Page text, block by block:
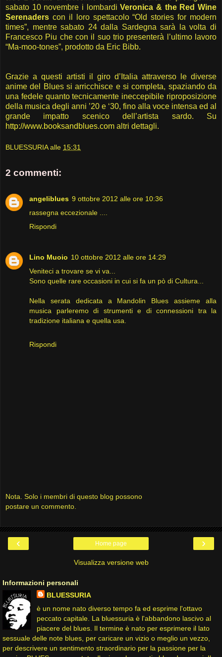
sabato 10 novembre i lombardiVeronica & the Red Wine
Serenaders con il loro spettacolo “Old stories for modern
times”, mentre sabato 24 dalla Sardegna sarà la volta di
Francesco Piu che con il suo trio presenterà l’ultimo lavoro
“Ma-moo-tones”, prodotto da Eric Bibb.
Grazie a questi artisti il giro d’Italia attraverso le diverse
anime del Blues si arricchisce e si completa, spaziando da
una fedele quanto tecnicamente ineccepibile riproposizione
della musica degli anni ’20 e ‘30, fino alla voce intensa ed al
grande impatto scenico dell’artista sardo. Su
http://www.booksandblues.com altri dettagli.
BLUESSURIA alle 15:31
2 commenti:
angeliblues 9 ottobre 2012 alle ore 10:36
rassegna eccezionale ....
Rispondi
Lino Muoio 10 ottobre 2012 alle ore 14:29
Veniteci a trovare se vi va...
Sono quelle rare occasioni in cui si fa un pò di Cultura...
Nella serata dedicata a Mandolin Blues assieme alla
musica parleremo di strumenti e di connessioni tra la
tradizione italiana e quella usa.
Rispondi
Nota. Solo i membri di questo blog possono
postare un commento.
‹ ›
Home page
Visualizza versione web
Informazioni personali
BLUESSURIA
è un nome nato diverso tempo fa ed esprime l'ottavo
peccato capitale. La bluessuria è l'abbandono lascivo al
piacere del blues. Il termine è nato per esprimere il lato
sessuale delle note blues, per caricare un vizio o meglio un vezzo,
per descrivere un sentimento straordinario per la passione per la